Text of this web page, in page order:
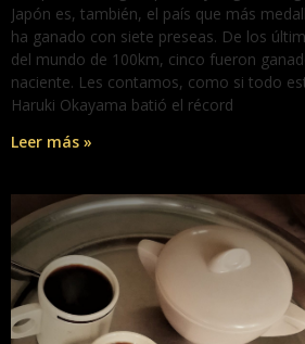
Japón es, también, el país que más
ha ganado con siete preseas. De los
del mundo de 100km, cinco fueron
naciente. Les contamos, como si todo
Haruki Okayama batió el récord
Leer más »